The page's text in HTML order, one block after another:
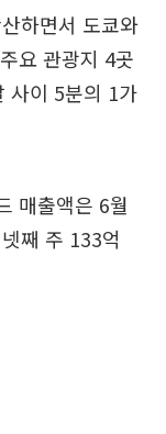
하면서 도쿄와
요 관광지 4곳
사이 5분의 1가
매출액은 6월
째 주 133억